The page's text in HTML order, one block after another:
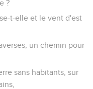
?
t-elle et le vent d'est
un chemin pour
sans habitants, sur